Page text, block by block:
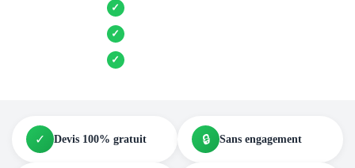
✓ Entreprises locales vérifiées
✓ Pose garantie
✓ Aides et primes incluses
✓ Devis 100% gratuit 🔒 Sans engagement